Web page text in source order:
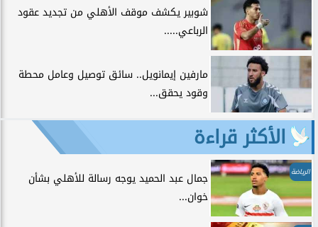
شوبير يكشف موقف الأهلي من تجديد عقود
الرباعي.....
مارفين إيمانويل.. سائق توصيل وعامل محطة
وقود يحقق...
الأكثر قراءة
الرياضة
جمال عبد الحميد يوجه رسالة للأهلي بشأن
خوان...